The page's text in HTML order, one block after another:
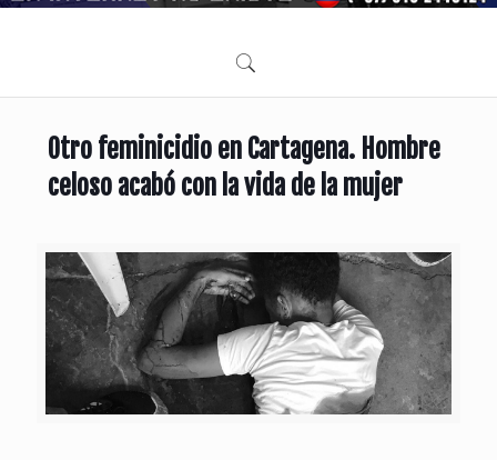
Otro feminicidio en Cartagena. Hombre
celoso acabó con la vida de la mujer